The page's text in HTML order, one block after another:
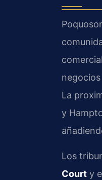
La
y
Los
Court y